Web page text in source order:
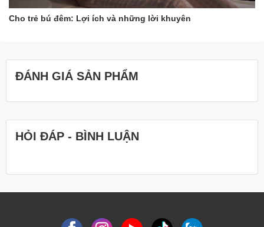
Cho trẻ bú đêm: Lợi ích và những lời khuyên
ĐÁNH GIÁ SẢN PHẨM
HỎI ĐÁP - BÌNH LUẬN